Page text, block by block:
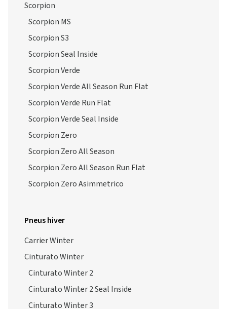
Scorpion
Scorpion MS
Scorpion S3
Scorpion Seal Inside
Scorpion Verde
Scorpion Verde All Season Run Flat
Scorpion Verde Run Flat
Scorpion Verde Seal Inside
Scorpion Zero
Scorpion Zero All Season
Scorpion Zero All Season Run Flat
Scorpion Zero Asimmetrico
Pneus hiver
Carrier Winter
Cinturato Winter
Cinturato Winter 2
Cinturato Winter 2 Seal Inside
Cinturato Winter 3